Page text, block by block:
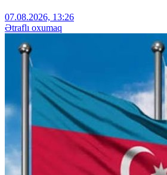
07.08.2026, 13:26
Ətraflı oxumaq